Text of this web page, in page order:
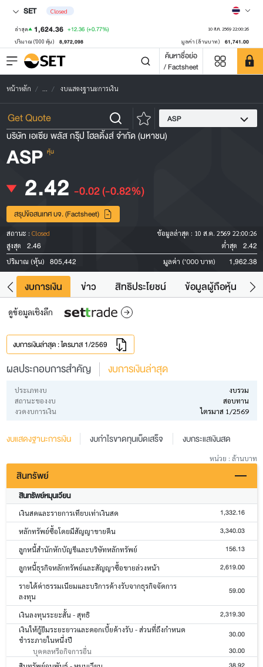
SET Closed
ล่าสุด 1,624.36 +12.36 (+0.77%) 10 ส.ค. 2569 22:00:26
ปริมาณ ('000 หุ้น) 8,972,098 มูลค่า (ล้านบาท) 61,741.00
ค้นหาชื่อย่อ
/ Factsheet
หน้าหลัก ... งบแสดงฐานะการเงิน
ASP
บริษัท เอเซีย พลัส กรุ๊ป โฮลดิ้งส์ จำกัด (มหาชน)
ASP หุ้น
2.42 -0.02(-0.82%)
สรุปข้อสนเทศ บจ. (Factsheet)
สถานะ : Closed ข้อมูลล่าสุด : 10 ส.ค. 2569 22:00:26
สูงสุด
2.46 ต่ำสุด 2.42
ปริมาณ (หุ้น) 805,442 มูลค่า ('000 บาท) 1,962.38
งบการเงิน ข่าว สิทธิประโยชน์ ข้อมูลผู้ถือหุ้น
ดูข้อมูลเชิงลึก
งบการเงินล่าสุด : ไตรมาส 1/2569
ผลประกอบการสำคัญ งบการเงินล่าสุด
ประเภทงบ
งบรวม
สถานะของงบ
สอบทาน
งวดงบการเงิน
ไตรมาส 1/2569
งบแสดงฐานะการเงิน งบกำไรขาดทุนเบ็ดเสร็จ งบกระแสเงินสด
หน่วย : ล้านบาท
สินทรัพย์
สินทรัพย์หมุนเวียน
เงินสดและรายการเทียบเท่าเงินสด 1,332.16
หลักทรัพย์ซื้อโดยมีสัญญาขายคืน 3,340.03
ลูกหนี้สำนักหักบัญชีและบริษัทหลักทรัพย์ 156.13
ลูกหนี้ธุรกิจหลักทรัพย์และสัญญาซื้อขายล่วงหน้า 2,619.00
รายได้ค่าธรรมเนียมและบริการค้างรับจากธุรกิจจัดการ
ลงทุน
59.00
เงินลงทุนระยะสั้น - สุทธิ 2,319.30
เงินให้กู้ยืมระยะยาวและดอกเบี้ยค้างรับ - ส่วนที่ถึงกำหนด
ชำระภายในหนึ่งปี
30.00
บุคคลหรือกิจการอื่น 30.00